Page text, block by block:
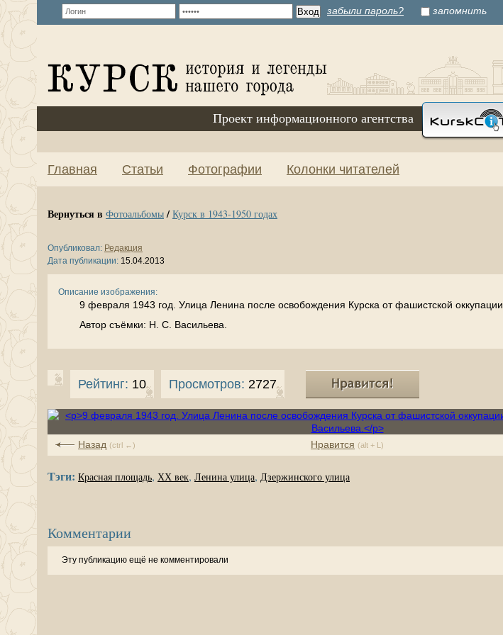
забыли пароль? запомнить
Проект информационного агентства
Главная Статьи Фотографии Колонки читателей
Вернуться в Фотоальбомы/ Курск в 1943-1950 годах
Опубликовал: Редакция
Дата публикации: 15.04.2013
Описание изображения:
9 февраля 1943 год. Улица Ленина после освобождения Курска от фашистской оккупации.
Автор съёмки: Н. С. Васильева.
Рейтинг: 10 Просмотров: 2727
Нравится (alt + L)
Назад (ctrl ←)
Тэги: Красная площадь, XX век, Ленина улица, Дзержинского улица
Комментарии
Эту публикацию ещё не комментировали